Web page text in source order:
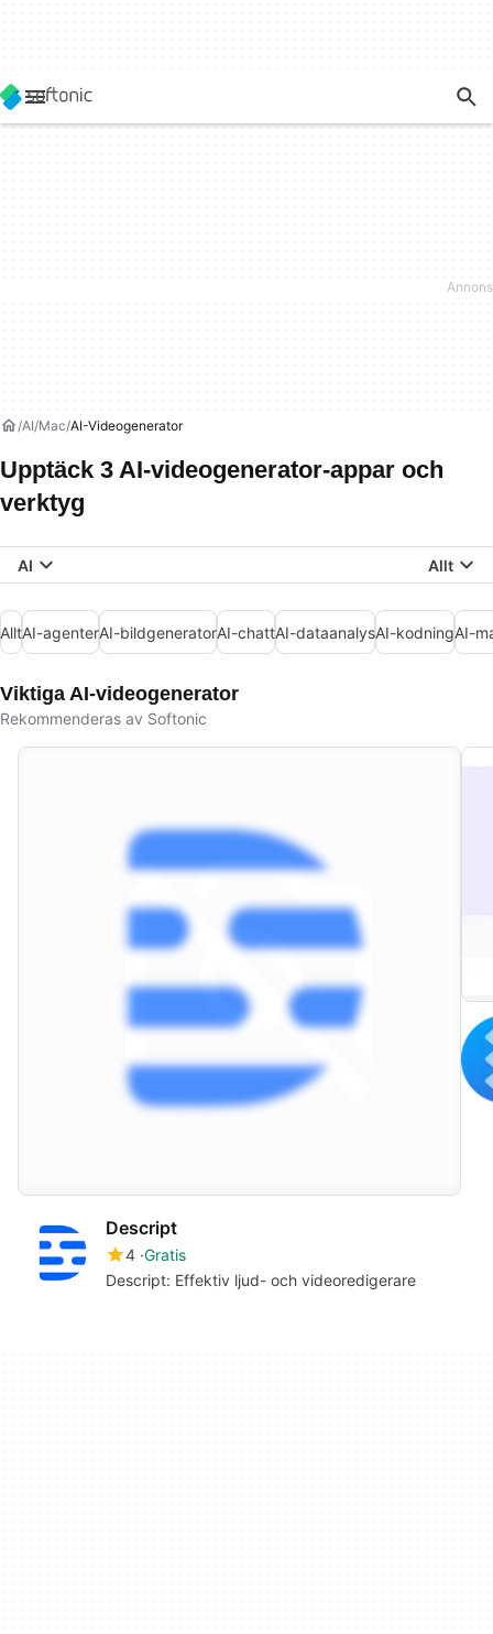
AI Mac AI-Videogenerator
Upptäck 3 AI-videogenerator-appar och
verktyg
AI Allt
AlltAI-agenterAI-bildgeneratorAI-chattAI-dataanalysAI-kodningAI-
Viktiga AI-videogenerator
Rekommenderas av Softonic
Descript
4 Gratis
Descript: Effektiv ljud- och videoredigerare